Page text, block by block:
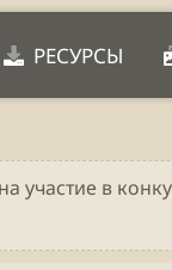
РЕСУРСЫ
участие в